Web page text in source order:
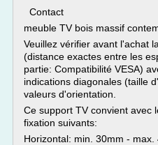
Contact
meuble TV bois massif
Veuillez vérifier avant l'achat
(distance exactes entre les
partie: Compatibilité VESA)
indications diagonales (taille
valeurs d'orientation.
Ce support TV convient avec
fixation suivants:
Horizontal: min. 30mm - max.